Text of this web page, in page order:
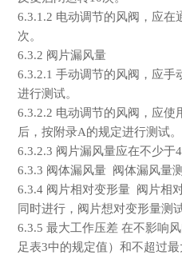
6.3.1.2 电动调节的风阀，应在
次。
6.3.2 阀片漏风量
6.3.2.1 手动调节的风阀，应手
进行测试。
6.3.2.2 电动调节的风阀，应使
后，按附录A的规定进行测试。
6.3.2.3 阀片漏风量应在不少于4
6.3.3 阀体漏风量 阀体漏风量
6.3.4 阀片相对变形量 阀片相
同时进行，阀片想对变形量测
6.3.5 最大工作压差 在不影响
足表3中的规定值）和不超过